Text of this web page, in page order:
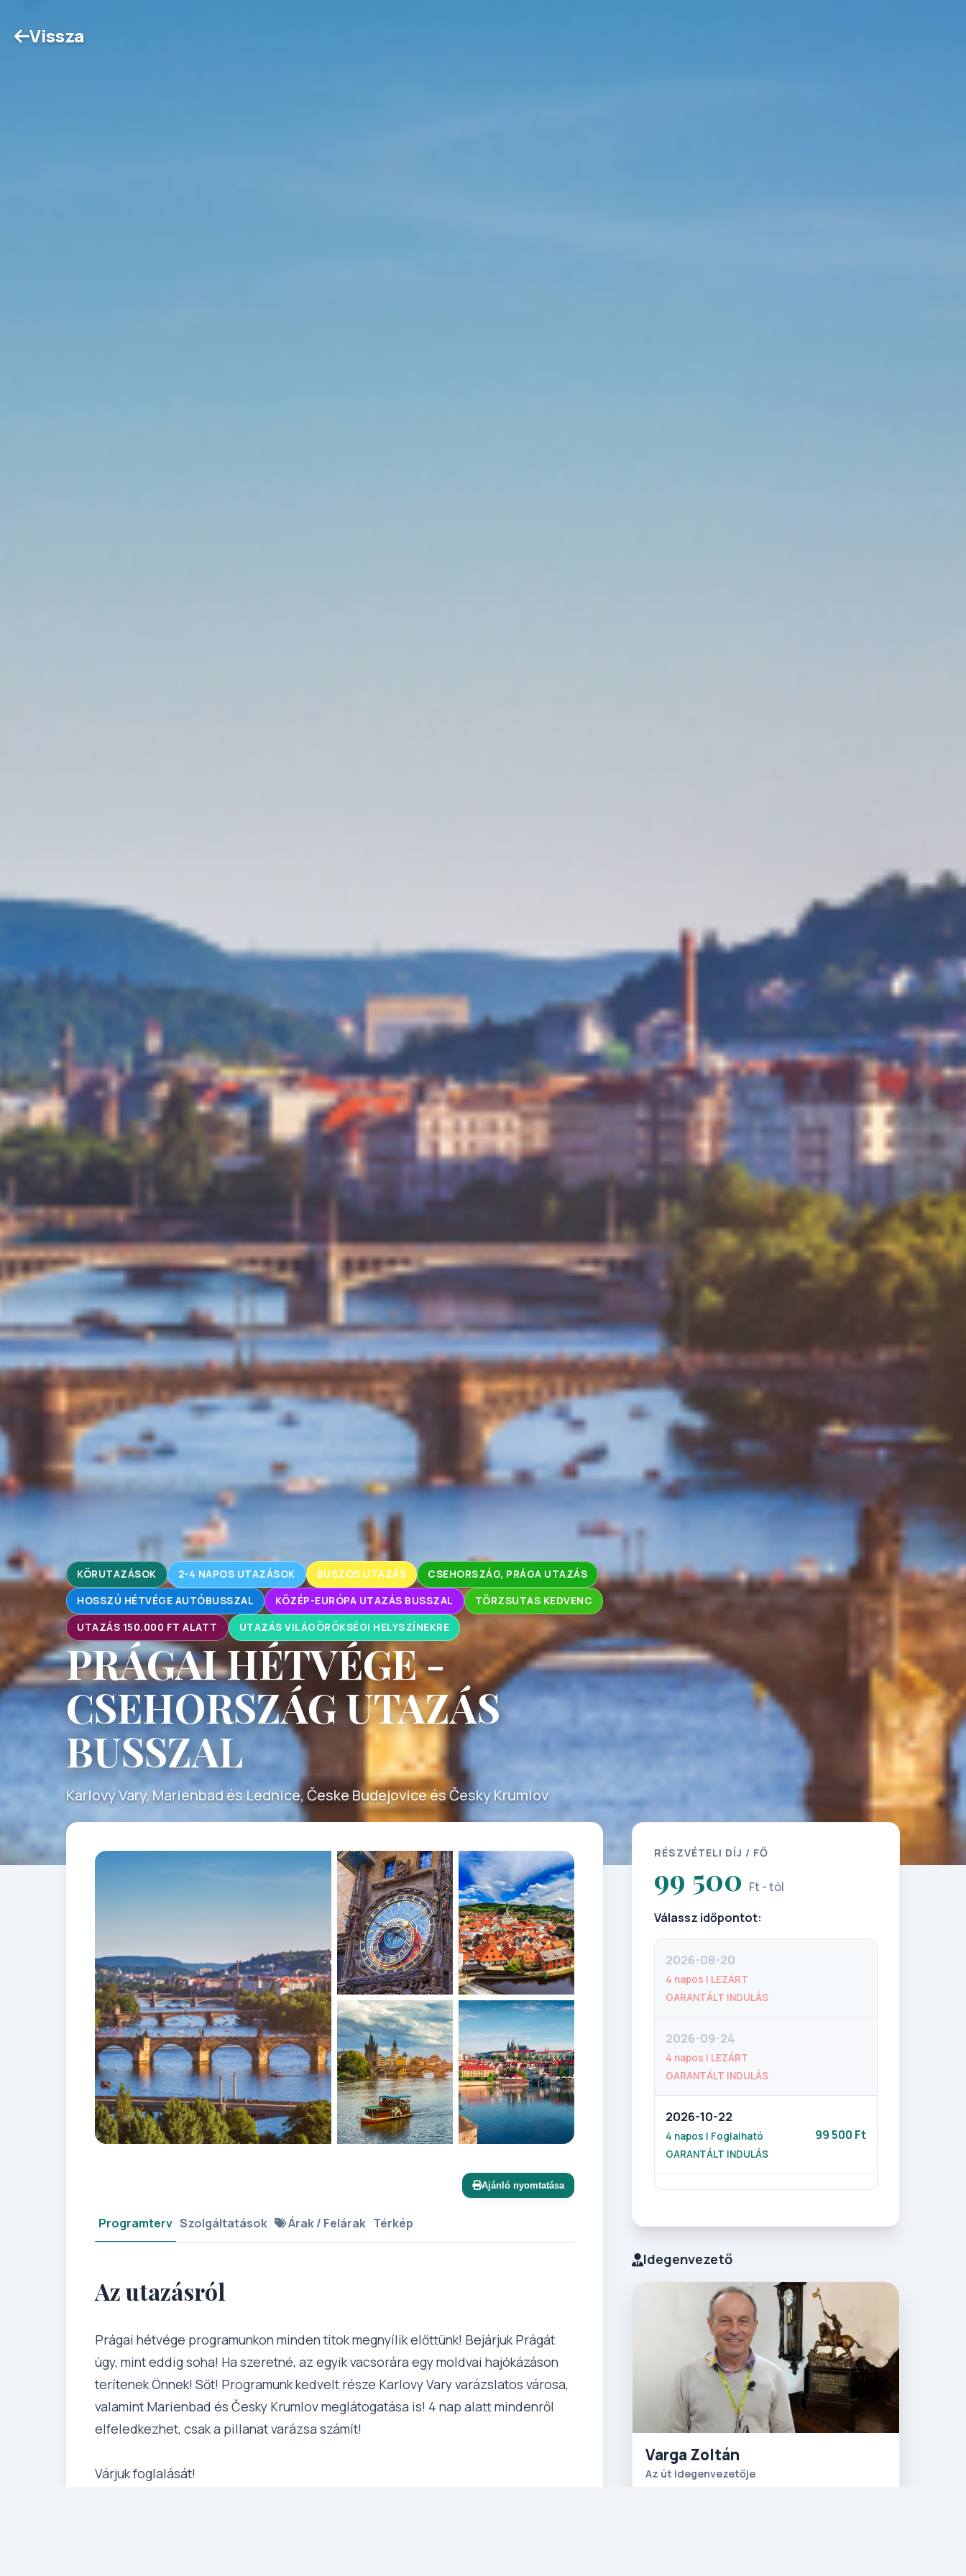
Vissza
KÖRUTAZÁSOK 2-4 NAPOS UTAZÁSOK BUSZOS UTAZÁS CSEHORSZÁG, PRÁGA UTAZÁS
HOSSZÚ HÉTVÉGE AUTÓBUSSZAL KÖZÉP-EURÓPA UTAZÁS BUSSZAL TÖRZSUTAS KEDVENC
UTAZÁS 150.000 FT ALATT UTAZÁS VILÁGÖRÖKSÉGI HELYSZÍNEKRE
PRÁGAI HÉTVÉGE -
CSEHORSZÁG UTAZÁS
BUSSZAL
Karlovy Vary, Marienbad és Lednice, Česke Budejovice és Česky Krumlov
Ajánló nyomtatása
Programterv Szolgáltatások Árak / Felárak Térkép
Az utazásról
Prágai hétvége programunkon minden titok megnyílik előttünk! Bejárjuk Prágát
úgy, mint eddig soha! Ha szeretné, az egyik vacsorára egy moldvai hajókázáson
terítenek Önnek! Sőt! Programunk kedvelt része Karlovy Vary varázslatos városa,
valamint Marienbad és Česky Krumlov meglátogatása is! 4 nap alatt mindenről
elfeledkezhet, csak a pillanat varázsa számít!
Várjuk foglalását!
RÉSZVÉTELI DÍJ / FŐ
99 500 Ft - tól
Válassz időpontot:
2026-08-20
4 napos | LEZÁRT
GARANTÁLT INDULÁS
2026-09-24
4 napos | LEZÁRT
GARANTÁLT INDULÁS
2026-10-22
4 napos | Foglalható
GARANTÁLT INDULÁS
99 500 Ft
2026-11-12
Idegenvezető
Varga Zoltán
Az út idegenvezetője